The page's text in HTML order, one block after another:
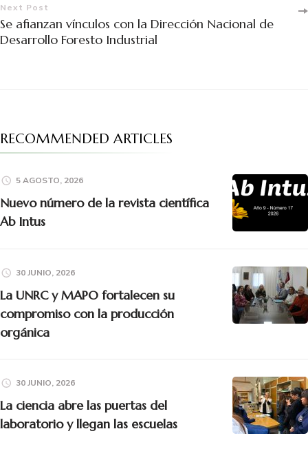
Next Post
Se afianzan vínculos con la Dirección Nacional de
Desarrollo Foresto Industrial
RECOMMENDED ARTICLES
5 AGOSTO, 2026
Nuevo número de la revista científica
Ab Intus
30 JUNIO, 2026
La UNRC y MAPO fortalecen su
compromiso con la producción
orgánica
30 JUNIO, 2026
La ciencia abre las puertas del
laboratorio y llegan las escuelas